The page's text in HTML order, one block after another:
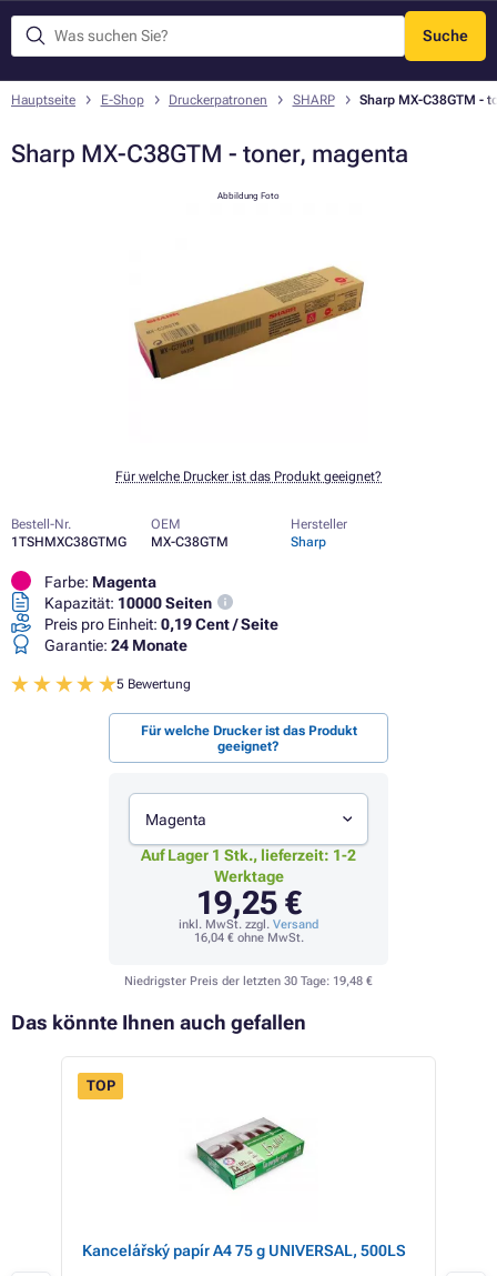
Suche
Menü
Hauptseite E-Shop Druckerpatronen SHARP Sharp MX-C38GTM -
Sharp MX-C38GTM - toner, magenta
Abbildung Foto
Für welche Drucker ist das Produkt geeignet?
Bestell-Nr.
1TSHMXC38GTMG
OEM
MX-C38GTM
Hersteller
Sharp
Farbe: Magenta
Kapazität: 10000 Seiten
Preis pro Einheit: 0,19 Cent / Seite
Garantie: 24 Monate
5 Bewertung
Für welche Drucker ist das Produkt
geeignet?
Magenta
Auf Lager 1 Stk., lieferzeit: 1-2
Werktage
19,25 €
inkl. MwSt. zzgl. Versand
16,04 €ohne MwSt.
Niedrigster Preis der letzten 30 Tage: 19,48 €
Das könnte Ihnen auch gefallen
TOP
Kancelářský papír A4 75 g UNIVERSAL, 500LS